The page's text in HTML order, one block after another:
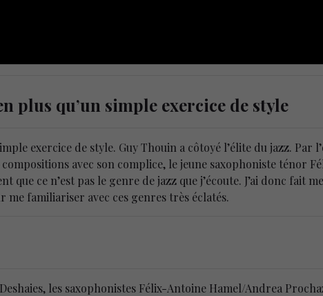
plus qu’un simple exercice de style
exercice de style. Guy Thouin a côtoyé l’élite du jazz. Par
avec son complice, le jeune saxophoniste ténor
ce n’est pas le genre de jazz que j’écoute. J’ai donc fait
familiariser avec ces genres très éclatés.
les saxophonistes Félix-Antoine Hamel/Andrea